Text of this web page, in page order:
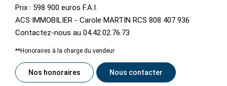
Prix : 598 900 euros F.A.I.
ACS IMMOBILIER - Carole MARTIN RCS 808 407 936
Contactez-nous au 04.42.02.76.73
**Honoraires à la charge du vendeur
Nos honoraires Nous contacter